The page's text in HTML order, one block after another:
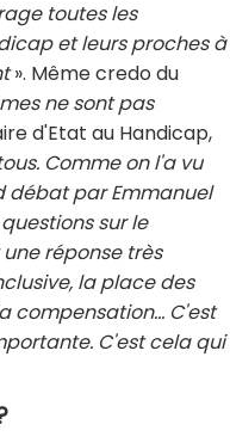
toutes les
et leurs proches à
». Même credo du
ne sont pas
d'Etat au Handicap,
Comme on l'a vu
débat par Emmanuel
sur le
réponse très
la place des
compensation... C'est
C'est cela qui